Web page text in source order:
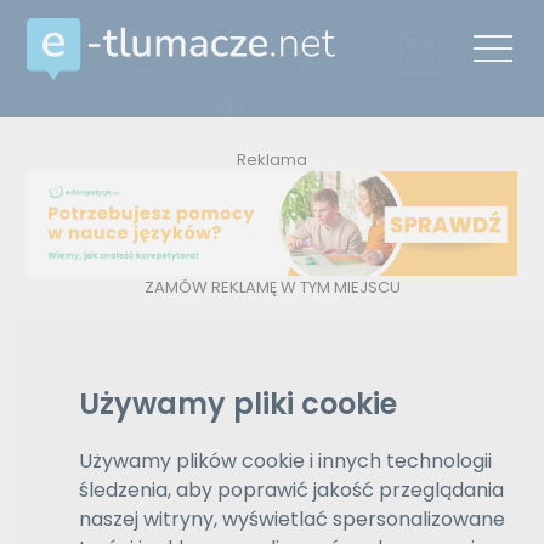
Używamy pliki cookie
Używamy plików cookie i innych technologii
śledzenia, aby poprawić jakość przeglądania
naszej witryny, wyświetlać spersonalizowane
Reklama
ZAMÓW REKLAMĘ W TYM MIEJSCU
e-tlumacze.net>Tłumaczenia z
języka angielskiego na język
litewski
Wyświetlono
znalezionych
angielski
Wybierz język